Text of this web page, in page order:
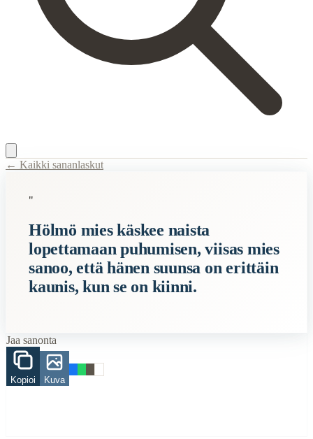
Description:Tämä sananlasku tarkoittaa, että on parempi olla
Semantic Themes
Naiset
Miehet
mies
nainen
puhuminen
suu
← Kaikki sananlaskut
"
Hölmö mies käskee naista
lopettamaan puhumisen, viisas mies
sanoo, että hänen suunsa on erittäin
kaunis, kun se on kiinni.
Jaa sanonta
Kopioi Kuva